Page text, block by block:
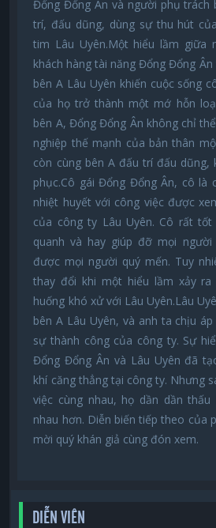
Đổng Đổng Ân và người phụ trách
trí, đấu dũng, dùng sự thu hút
tim Lâu Uyên.Một hiểu lầm giữa
khách hàng tài năng Đổng Đổng
bên A Lâu Uyên khiến cuộc sống
của họ trở thành một mớ hỗn
bên A, Đổng Đổng Ân không chỉ
nghiệp thế mạnh của bản thân
còn cùng bên A đấu trí đấu dũng,
phục.Cô gái Đổng Đổng Ân, cô là
nhiệt huyết với công việc được
của công ty Lâu Uyên. Cô rất
quanh và hay giúp đỡ mọi
được mọi người quý mến. Tuy
thay đổi khi một hiểu lầm xảy
huống khó xử với Lâu Uyên.Lâu
bên A Lâu Uyên, và anh ta chịu
sự thành công của công ty. Sự
Đổng Đổng Ân và Lâu Uyên đã
khí căng thẳng tại công ty. Nhưng
việc cùng nhau, họ dần dần
nhau hơn. Diễn biến tiếp theo của
mời quý khán giả cùng đón xem.
DIỄN VIÊN